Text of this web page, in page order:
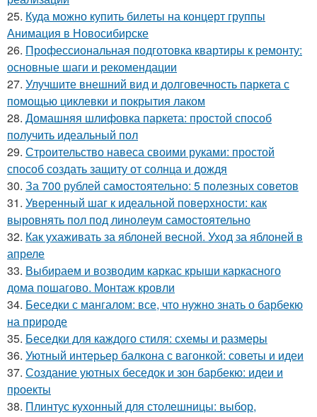
25. Куда можно купить билеты на концерт группы
Анимация в Новосибирске
26. Профессиональная подготовка квартиры к ремонту:
основные шаги и рекомендации
27. Улучшите внешний вид и долговечность паркета с
помощью циклевки и покрытия лаком
28. Домашняя шлифовка паркета: простой способ
получить идеальный пол
29. Строительство навеса своими руками: простой
способ создать защиту от солнца и дождя
30. За 700 рублей самостоятельно: 5 полезных советов
31. Уверенный шаг к идеальной поверхности: как
выровнять пол под линолеум самостоятельно
32. Как ухаживать за яблоней весной. Уход за яблоней в
апреле
33. Выбираем и возводим каркас крыши каркасного
дома пошагово. Монтаж кровли
34. Беседки с мангалом: все, что нужно знать о барбекю
на природе
35. Беседки для каждого стиля: схемы и размеры
36. Уютный интерьер балкона с вагонкой: советы и идеи
37. Создание уютных беседок и зон барбекю: идеи и
проекты
38. Плинтус кухонный для столешницы: выбор,